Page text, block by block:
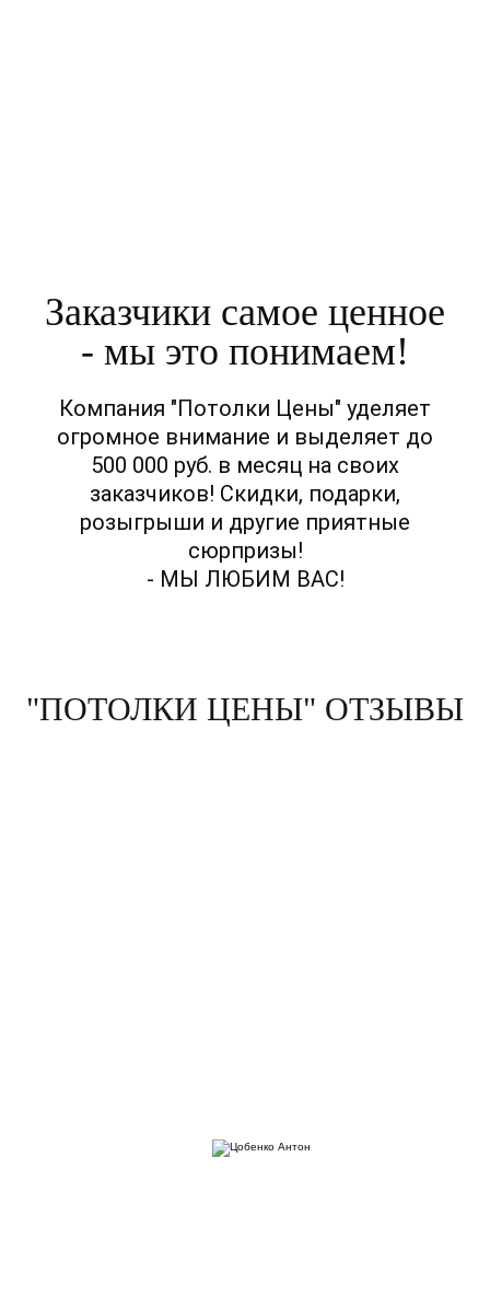
Заказчики самое ценное
- мы это понимаем!
Компания "Потолки Цены" уделяет
огромное внимание и выделяет до
500 000 руб. в месяц на своих
заказчиков! Скидки, подарки,
розыгрыши и другие приятные
сюрпризы!
- МЫ ЛЮБИМ ВАС!
"ПОТОЛКИ ЦЕНЫ" ОТЗЫВЫ